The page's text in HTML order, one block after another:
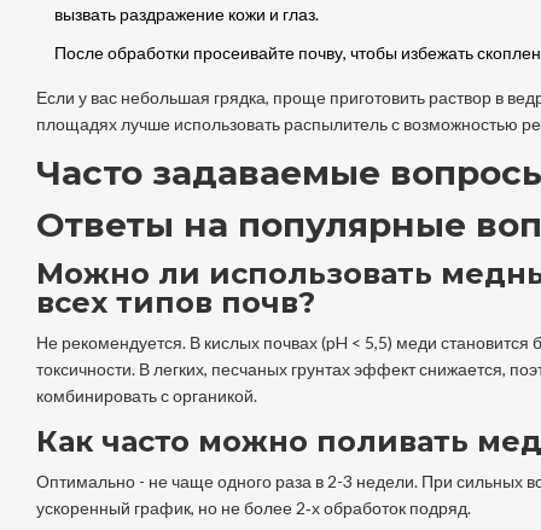
вызвать раздражение кожи и глаз.
После обработки просеивайте почву, чтобы избежать
Если у вас небольшая грядка, проще приготовить раствор в
площадях лучше использовать распылитель с возможностью
Часто задаваемые
Ответы на популярные
Можно ли использовать
всех типов почв?
Не рекомендуется. В кислых почвах (pH < 5,5) меди становится
токсичности. В легких, песчаных грунтах эффект снижается,
комбинировать с органикой.
Как часто можно поливать
Оптимально - не чаще одного раза в 2-3 недели. При сильных
ускоренный график, но не более 2‑х обработок подряд.